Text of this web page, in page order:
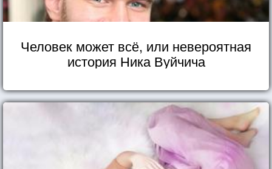
Человек может всё, или невероятная
история Ника Вуйчича